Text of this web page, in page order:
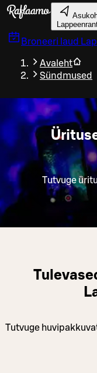
Liigu peamise sisu
Broneeri laud
Avaleht
Sündmused
Tutvuge
Tutvuge